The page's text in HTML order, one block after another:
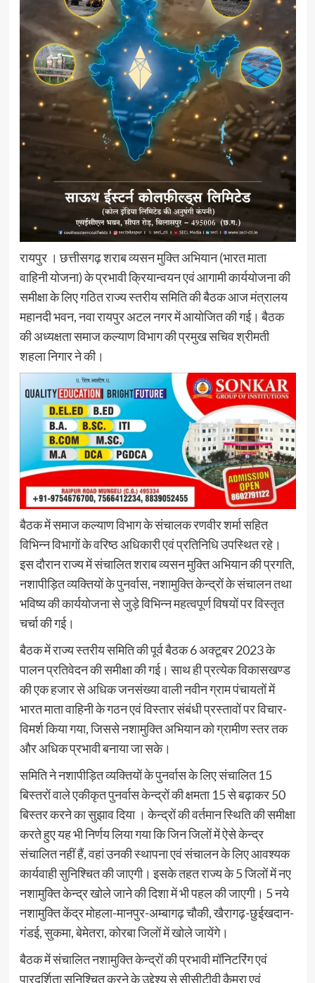
रायपुर । छत्तीसगढ़ शराब व्यसन मुक्ति अभियान (भारत माता
वाहिनी योजना) के प्रभावी क्रियान्वयन एवं आगामी कार्ययोजना की
समीक्षा के लिए गठित राज्य स्तरीय समिति की बैठक आज मंत्रालय
महानदी भवन, नवा रायपुर अटल नगर में आयोजित की गई। बैठक
की अध्यक्षता समाज कल्याण विभाग की प्रमुख सचिव श्रीमती
शहला निगार ने की।
बैठक में समाज कल्याण विभाग के संचालक रणवीर शर्मा सहित
विभिन्न विभागों के वरिष्ठ अधिकारी एवं प्रतिनिधि उपस्थित रहे।
इस दौरान राज्य में संचालित शराब व्यसन मुक्ति अभियान की प्रगति,
नशापीड़ित व्यक्तियों के पुनर्वास, नशामुक्ति केन्द्रों के संचालन तथा
भविष्य की कार्ययोजना से जुड़े विभिन्न महत्वपूर्ण विषयों पर विस्तृत
चर्चा की गई।
बैठक में राज्य स्तरीय समिति की पूर्व बैठक 6 अक्टूबर 2023 के
पालन प्रतिवेदन की समीक्षा की गई। साथ ही प्रत्येक विकासखण्ड
की एक हजार से अधिक जनसंख्या वाली नवीन ग्राम पंचायतों में
भारत माता वाहिनी के गठन एवं विस्तार संबंधी प्रस्तावों पर विचार-
विमर्श किया गया, जिससे नशामुक्ति अभियान को ग्रामीण स्तर तक
और अधिक प्रभावी बनाया जा सके।
समिति ने नशापीड़ित व्यक्तियों के पुनर्वास के लिए संचालित 15
बिस्तरों वाले एकीकृत पुनर्वास केन्द्रों की क्षमता 15 से बढ़ाकर 50
बिस्तर करने का सुझाव दिया । केन्द्रों की वर्तमान स्थिति की समीक्षा
करते हुए यह भी निर्णय लिया गया कि जिन जिलों में ऐसे केन्द्र
संचालित नहीं हैं, वहां उनकी स्थापना एवं संचालन के लिए आवश्यक
कार्यवाही सुनिश्चित की जाएगी। इसके तहत राज्य के 5 जिलों में नए
नशामुक्ति केन्द्र खोले जाने की दिशा में भी पहल की जाएगी। 5 नये
नशामुक्ति केंद्र मोहला-मानपुर-अम्बागढ़ चौकी, खैरागढ़-छुईखदान-
गंडई, सुकमा, बेमेतरा, कोरबा जिलों में खोले जायेंगे।
बैठक में संचालित नशामुक्ति केन्द्रों की प्रभावी मॉनिटरिंग एवं
पारदर्शिता सुनिश्चित करने के उद्देश्य से सीसीटीवी कैमरा एवं